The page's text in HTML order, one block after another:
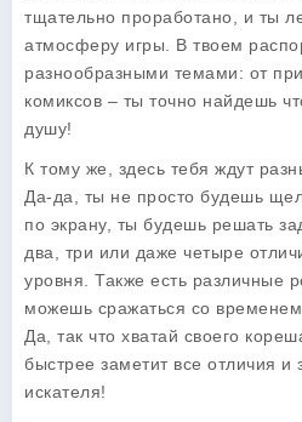
тщательно проработано, и ты
атмосферу игры. В твоем
разнообразными темами: от
комиксов – ты точно найдешь
душу!
К тому же, здесь тебя ждут
Да-да, ты не просто будешь
по экрану, ты будешь решать
два, три или даже четыре
уровня. Также есть различные
можешь сражаться со
Да, так что хватай своего
быстрее заметит все отличия и
искателя!